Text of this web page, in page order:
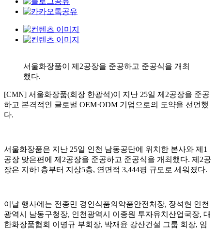
서울화장품이 제2공장을 준공하고 준공식을 개최
했다.
[CMN] 서울화장품(회장 한광석)이 지난 25일 제2공장을 준공
하고 본격적인 글로벌 OEM·ODM 기업으로의 도약을 선언했
다.
서울화장품은 지난 25일 인천 남동공단에 위치한 본사와 제1
공장 맞은편에 제2공장을 준공하고 준공식을 개최했다. 제2공
장은 지하1층부터 지상5층, 연면적 3,444평 규모로 세워졌다.
이날 행사에는 전종민 경인식품의약품안전처장, 장석현 인천
광역시 남동구청장, 인천광역시 이종원 투자유치산업국장, 대
한화장품협회 이명규 부회장, 박재윤 강산건설 그룹 회장, 임